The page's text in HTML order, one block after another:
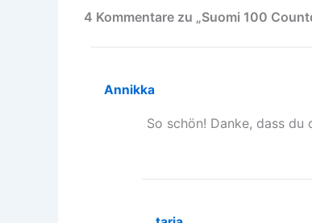
4 Kommentare zu „Suomi 100
Annikka
So schön! Danke, dass du